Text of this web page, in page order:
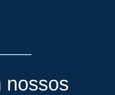
nossos